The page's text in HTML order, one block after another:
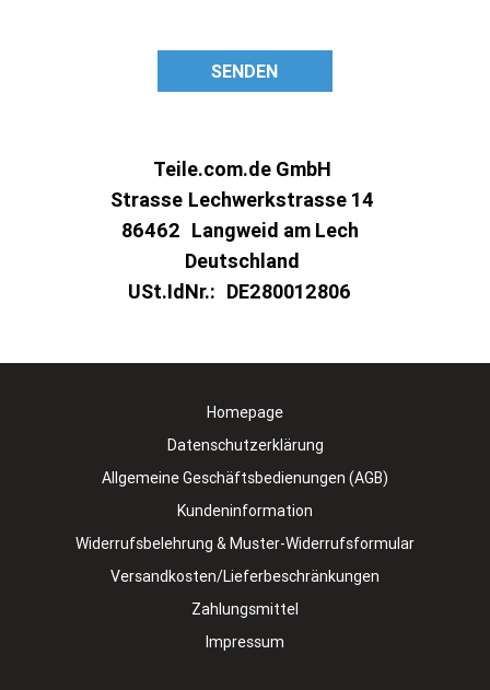
SENDEN
Teile.com.de GmbH
Strasse Lechwerkstrasse 14
86462 Langweid am Lech
Deutschland
USt.IdNr.: DE280012806
Homepage
Datenschutzerklärung
Allgemeine Geschäftsbedienungen (AGB)
Kundeninformation
Widerrufsbelehrung & Muster-Widerrufsformular
Versandkosten/Lieferbeschränkungen
Zahlungsmittel
Impressum